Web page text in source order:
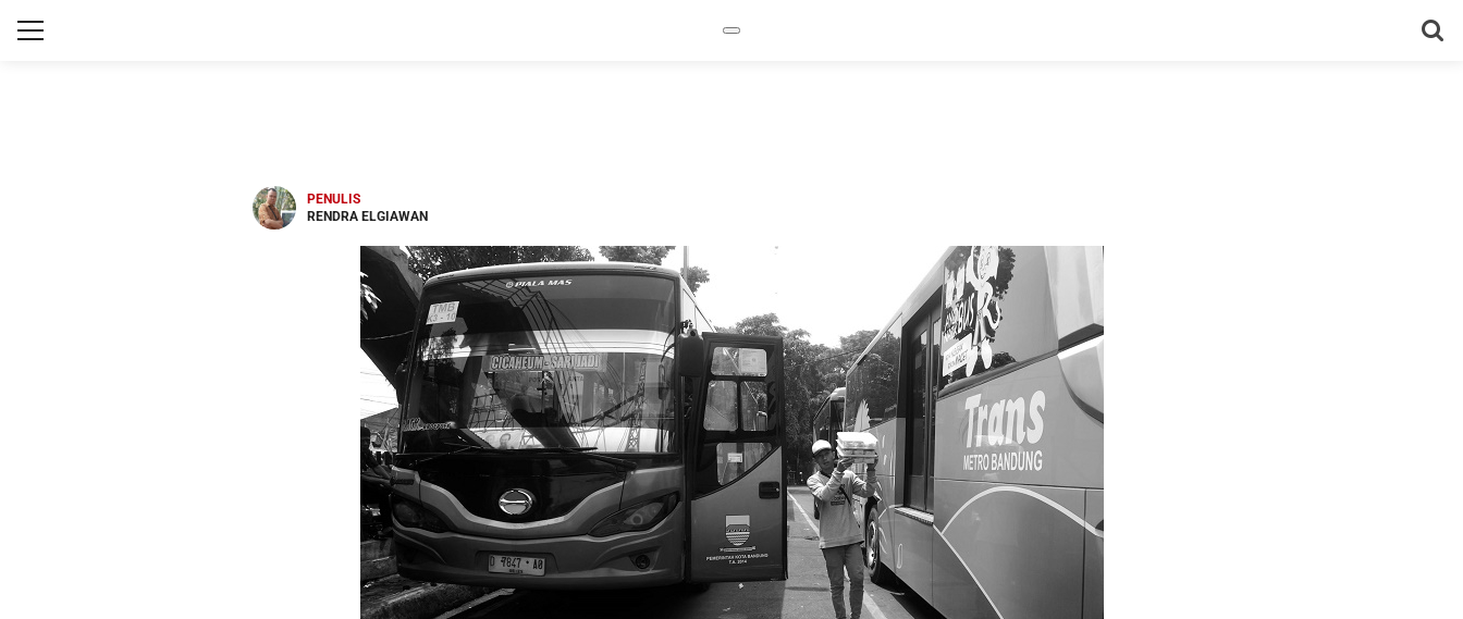
PENULIS
RENDRA ELGIAWAN